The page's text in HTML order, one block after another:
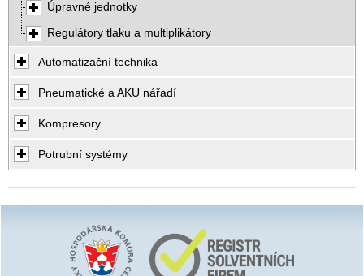
Úpravné jednotky
Regulátory tlaku a multiplikátory
Automatizační technika
Pneumatické a AKU nářadí
Kompresory
Potrubní systémy